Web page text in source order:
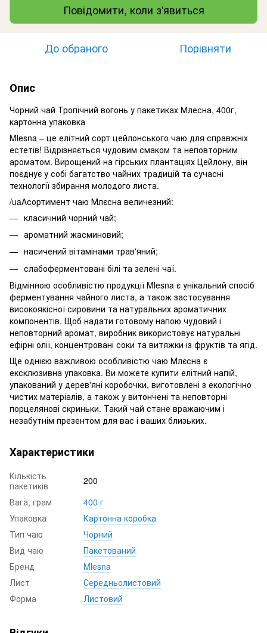
Повідомити, коли з'явиться
До обраного Порівняти
Опис
Чорний чай Тропічний вогонь у пакетиках Млесна, 400г,
картонна упаковка
Mlesna – це елітний сорт цейлонського чаю для справжніх
естетів! Відрізняється чудовим смаком та неповторним
ароматом. Вирощений на гірських плантаціях Цейлону, він
поєднує у собі багатство чайних традицій та сучасні
технології збирання молодого листа.
/uaАсортимент чаю Млєсна величезний:
класичний чорний чай;
ароматний жасминовий;
насичений вітамінами трав'яний;
слабоферментовані білі та зелені чаї.
Відмінною особливістю продукції Mlesna є унікальний спосіб
ферментування чайного листа, а також застосування
високоякісної сировини та натуральних ароматичних
компонентів. Щоб надати готовому напою чудовий і
неповторний аромат, виробник використовує натуральні
ефірні олії, концентровані соки та витяжки із фруктів та ягід.
Ще однією важливою особливістю чаю Млєсна є
ексклюзивна упаковка. Ви можете купити елітний напій,
упакований у дерев'яні коробочки, виготовлені з екологічно
чистих матеріалів, а також у витончені та неповторні
порцелянові скриньки. Такий чай стане вражаючим і
незабутнім презентом для вас і ваших близьких.
Характеристики
Кількість
пакетиків
200
Вага, грам
400 г
Упаковка
Картонна коробка
Тип чаю
Чорний
Вид чаю
Пакетований
Бренд
Mlesna
Лист
Середньолистовий
Форма
Листовий